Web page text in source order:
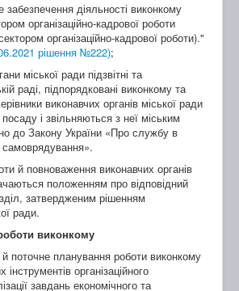
забезпечення діяльності виконкому
організаційно-кадрової роботи
організаційно-кадрової роботи)."
рішення №222);
міської ради підзвітні та
раді, підпорядковані виконкому та
виконавчих органів міської ради
і звільняються з неї міським
до Закону України «Про службу в
самоврядування».
й повноваження виконавчих органів
положенням про відповідний
затвердженим рішенням
ради.
виконкому
поточне планування роботи виконкому
організаційного
завдань економічного та